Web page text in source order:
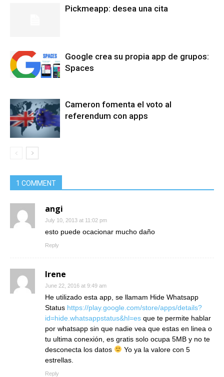
Pickmeapp: desea una cita
Google crea su propia app de grupos:
Spaces
Cameron fomenta el voto al
referendum con apps
1 COMMENT
angi
July 10, 2013 at 11:02 pm
esto puede ocacionar mucho daño
Reply
Irene
June 22, 2016 at 9:49 am
He utilizado esta app, se llamam Hide Whatsapp
Status https://play.google.com/store/apps/details?
id=hide.whatsappstatus&hl=es que te permite hablar
por whatsapp sin que nadie vea que estas en linea o
tu ultima conexión, es gratis solo ocupa 5MB y no te
desconecta los datos
Yo ya la valore con 5
estrellas.
Reply